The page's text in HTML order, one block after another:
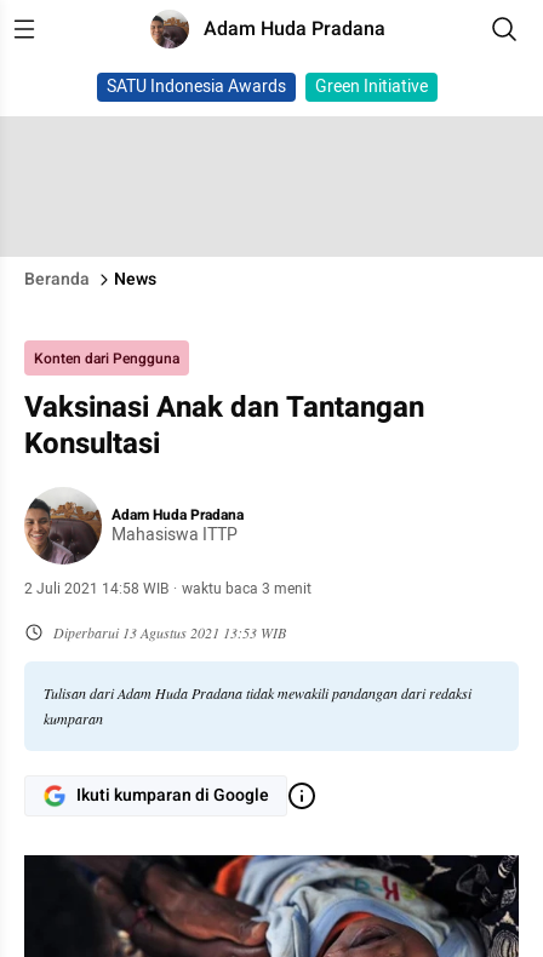
Adam Huda Pradana
SATU Indonesia Awards Green Initiative
Beranda News
Konten dari Pengguna
Vaksinasi Anak dan Tantangan
Konsultasi
Adam Huda Pradana
Mahasiswa ITTP
2 Juli 2021 14:58 WIB · waktu baca 3 menit
Diperbarui 13 Agustus 2021 13:53 WIB
Tulisan dari Adam Huda Pradana tidak mewakili pandangan dari redaksi
kumparan
Ikuti kumparan di Google